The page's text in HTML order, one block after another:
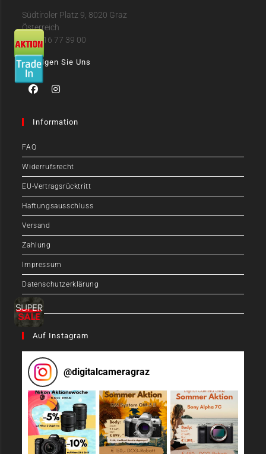
Südtiroler Platz 9, 8020 Graz
Österreich
+43 316 77 39 00
Folgen Sie Uns
Information
FAQ
Widerrufsrecht
EU-Vertragsrücktritt
Haftungsausschluss
Versand
Zahlung
Impressum
Datenschutzerklärung
AGB
Auf Instagram
@digitalcameragraz